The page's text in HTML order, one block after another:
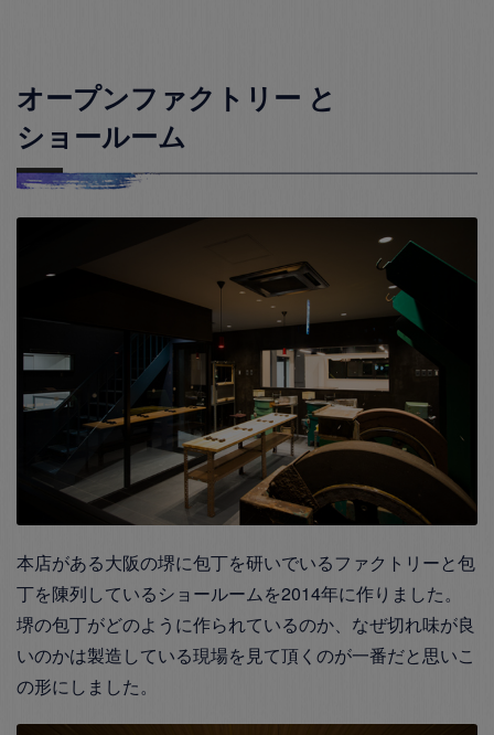
オープンファクトリー と
ショールーム
本店がある大阪の堺に包丁を研いでいるファクトリーと包
丁を陳列しているショールームを2014年に作りました。
堺の包丁がどのように作られているのか、なぜ切れ味が良
いのかは製造している現場を見て頂くのが一番だと思いこ
の形にしました。